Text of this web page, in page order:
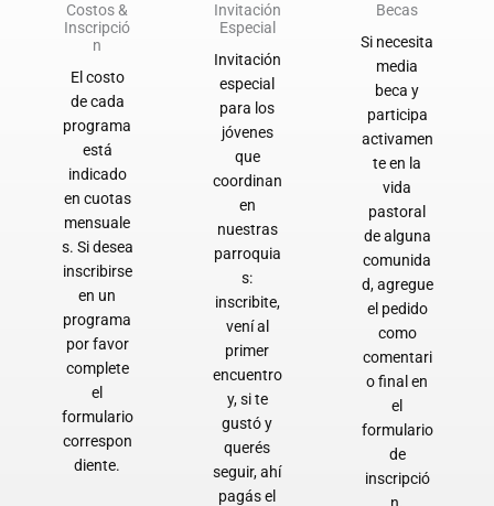
Costos &
Inscripció
n
El costo
de cada
programa
está
indicado
en cuotas
mensuale
s. Si desea
inscribirse
en un
programa
por favor
complete
el
formulario
correspon
diente.
Invitación
Especial
Invitación
especial
para los
jóvenes
que
coordinan
en
nuestras
parroquia
s:
inscribite,
vení al
primer
encuentro
y, si te
gustó y
querés
seguir, ahí
pagás el
Becas
Si necesita
media
beca y
participa
activamen
te en la
vida
pastoral
de alguna
comunida
d, agregue
el pedido
como
comentari
o final en
el
formulario
de
inscripció